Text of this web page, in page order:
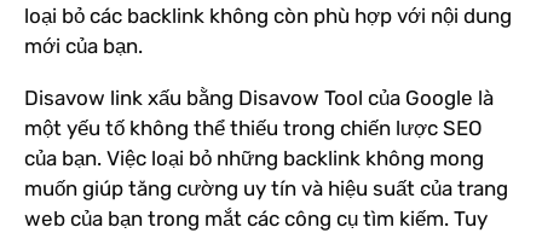
loại bỏ các backlink không còn phù hợp với nội dung
mới của bạn.
Disavow link xấu bằng Disavow Tool của Google là
một yếu tố không thể thiếu trong chiến lược SEO
của bạn. Việc loại bỏ những backlink không mong
muốn giúp tăng cường uy tín và hiệu suất của trang
web của bạn trong mắt các công cụ tìm kiếm. Tuy